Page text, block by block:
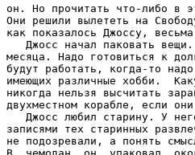
он. Но прочитать что-либо в
Они решили вылететь на
как показалось Джоссу,
Джосс начал паковать
месяца. Надо готовиться к
будут работать, когда-то
имеющих различные хобби.
никогда нельзя высчитать
двухместном корабле, если
Джосс любил старину. У
записями тех старинных
не подозревали, а понять